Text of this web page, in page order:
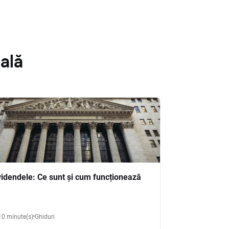
Ce sunt și cum funcționează
minute(s) Ghiduri